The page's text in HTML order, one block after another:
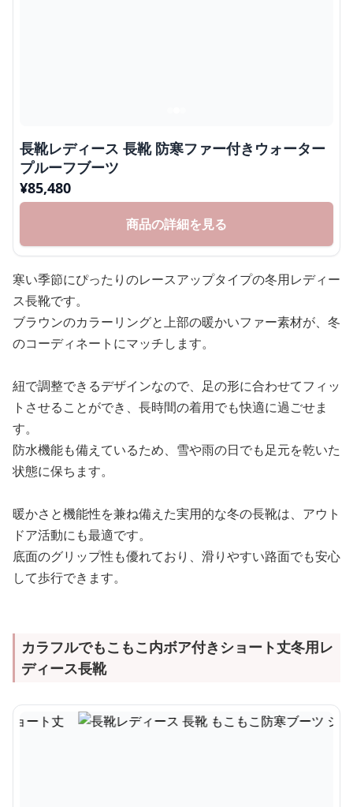
長靴レディース 長靴 防寒ファー付きウォーター
プルーフブーツ
¥85,480
商品の詳細を見る
寒い季節にぴったりのレースアップタイプの冬用レディー
ス長靴です。
ブラウンのカラーリングと上部の暖かいファー素材が、冬
のコーディネートにマッチします。
紐で調整できるデザインなので、足の形に合わせてフィッ
トさせることができ、長時間の着用でも快適に過ごせま
す。
防水機能も備えているため、雪や雨の日でも足元を乾いた
状態に保ちます。
暖かさと機能性を兼ね備えた実用的な冬の長靴は、アウト
ドア活動にも最適です。
底面のグリップ性も優れており、滑りやすい路面でも安心
して歩行できます。
カラフルでもこもこ内ボア付きショート丈冬用レ
ディース長靴